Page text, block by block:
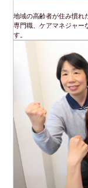
地域の高齢者が住み慣れ
専門職、ケアマネジャー
す。